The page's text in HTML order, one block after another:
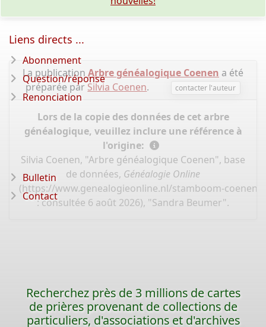
La publication Arbre généalogique Coenen a été
préparée par Silvia Coenen. contacter l'auteur
Lors de la copie des données de cet arbre
généalogique, veuillez inclure une référence à
l'origine:
Silvia Coenen, "Arbre généalogique Coenen", base
de données, Généalogie Online
(https://www.genealogieonline.nl/stamboom-coenen/
: consultée 6 août 2026), "Sandra Beumer".
Liens directs ...
Abonnement
Question/réponse
Renonciation
Bulletin
Contact
Recherchez près de 3 millions de cartes
de prières provenant de collections de
particuliers, d'associations et d'archives